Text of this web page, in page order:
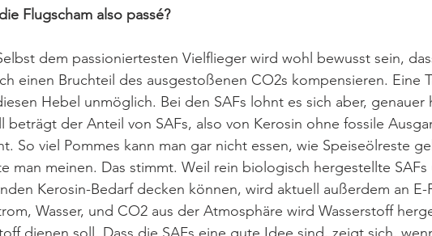
Flugscham also passé?
dem passioniertesten Vielflieger wird wohl bewusst sein,
einen Bruchteil des ausgestoßenen CO2s kompensieren. Eine
Hebel unmöglich. Bei den SAFs lohnt es sich aber, genauer
beträgt der Anteil von SAFs, also von Kerosin ohne fossile
So viel Pommes kann man gar nicht essen, wie Speiseölreste
man meinen. Das stimmt. Weil rein biologisch hergestellte
Kerosin-Bedarf decken können, wird aktuell außerdem an E-
Wasser, und CO2 aus der Atmosphäre wird Wasserstoff